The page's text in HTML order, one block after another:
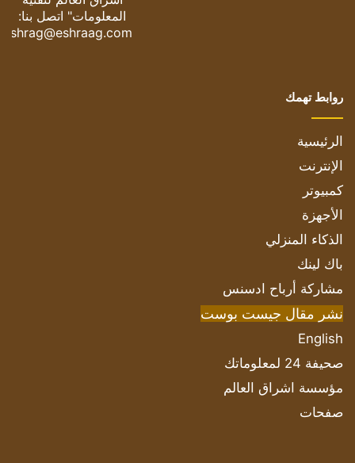
المعلومات" اتصل بنا:
eshrag@eshraag.com
روابط تهمك
الرئيسية
الإنترنت
كمبيوتر
الأجهزة
الذكاء المنزلي
باك لينك
مشاركة أرباح ادسنس
نشر مقال جيست بوست
English
صحيفة 24 لمعلوماتك
مؤسسة اشراق العالم
صفحات